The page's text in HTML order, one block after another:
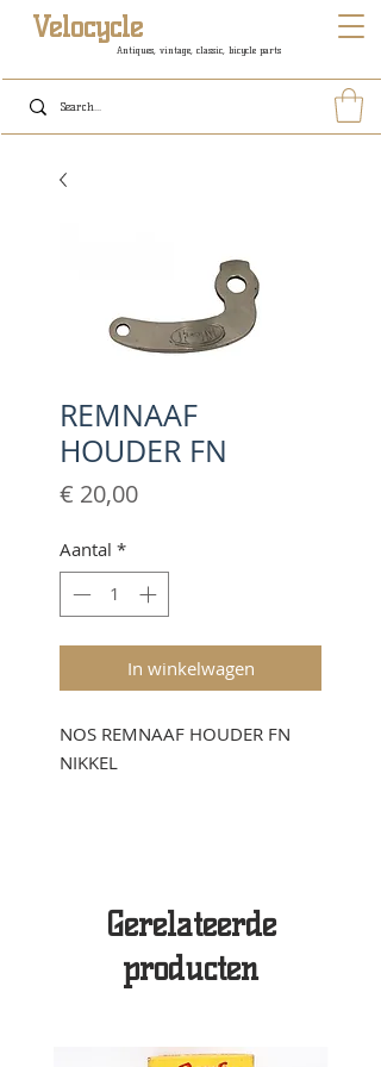
Antiques, vintage, classic, bicycle parts
Velocycle
REMNAAF
HOUDER FN
€ 20,00Prijs
Aantal *
In winkelwagen
NOS REMNAAF HOUDER FN
NIKKEL
Gerelateerde
producten